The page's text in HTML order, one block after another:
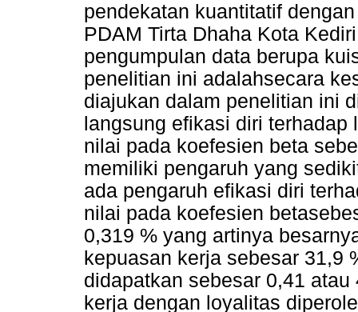
pendekatan kuantitatif
PDAM Tirta Dhaha Kota
pengumpulan data berupa
penelitian ini adalahsecara
diajukan dalam penelitian ini
langsung efikasi diri
nilai pada koefesien beta
memiliki pengaruh yang
ada pengaruh efikasi diri
nilai pada koefesien
0,319 % yang artinya
kepuasan kerja sebesar 31,9
didapatkan sebesar 0,41
kerja dengan loyalitas